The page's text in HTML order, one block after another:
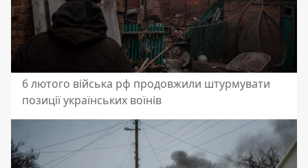
6 лютого війська рф продовжили штурмувати
позиції українських воїнів